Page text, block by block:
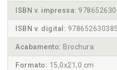
ISBN v. impressa:
ISBN v. digital:
Acabamento: Brochura
Formato: 15,0x21,0 cm